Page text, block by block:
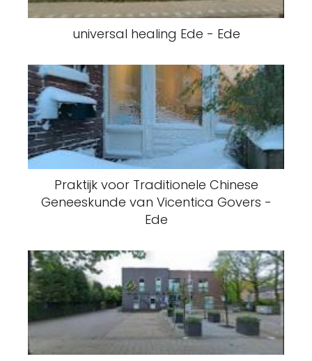
universal healing Ede - Ede
Praktijk voor Traditionele Chinese
Geneeskunde van Vicentica Govers -
Ede